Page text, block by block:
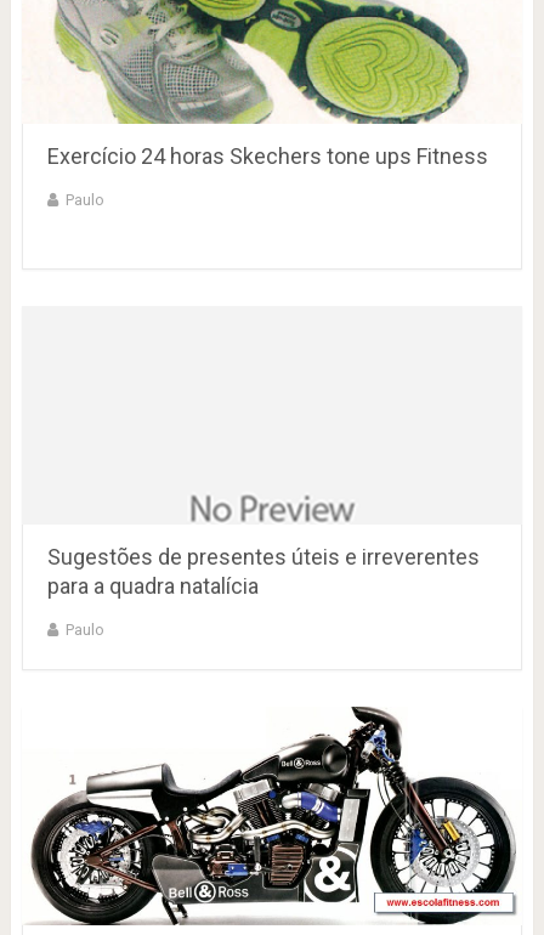
Exercício 24 horas Skechers tone ups Fitness
Paulo
Sugestões de presentes úteis e irreverentes
para a quadra natalícia
Paulo